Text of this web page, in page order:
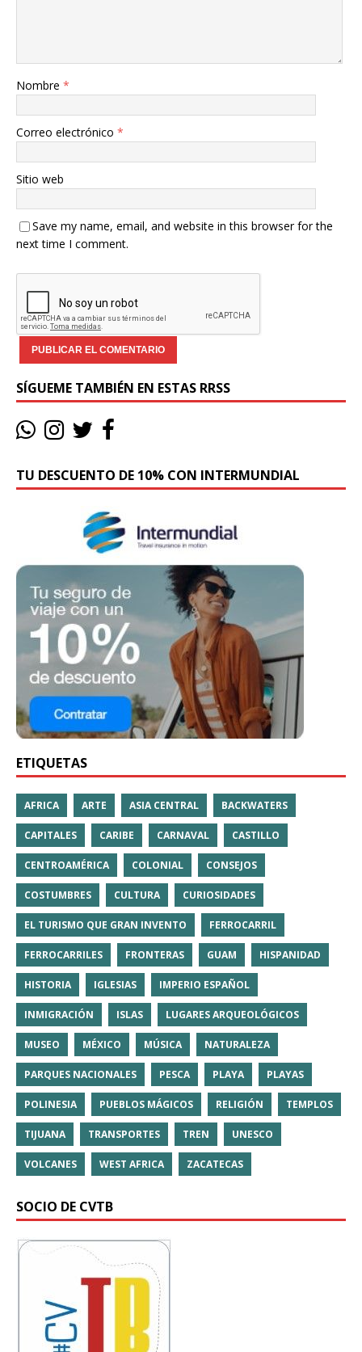
Nombre *
Correo electrónico *
Sitio web
Save my name, email, and website in this browser for the
next time I comment.
SÍGUEME TAMBIÉN EN ESTAS RRSS
TU DESCUENTO DE 10% CON INTERMUNDIAL
ETIQUETAS
AFRICA ARTE ASIA CENTRAL BACKWATERS
CAPITALES CARIBE CARNAVAL CASTILLO
CENTROAMÉRICA COLONIAL CONSEJOS
COSTUMBRES CULTURA CURIOSIDADES
EL TURISMO QUE GRAN INVENTO FERROCARRIL
FERROCARRILES FRONTERAS GUAM HISPANIDAD
HISTORIA IGLESIAS IMPERIO ESPAÑOL
INMIGRACIÓN ISLAS LUGARES ARQUEOLÓGICOS
MUSEO MÉXICO MÚSICA NATURALEZA
PARQUES NACIONALES PESCA PLAYA PLAYAS
POLINESIA PUEBLOS MÁGICOS RELIGIÓN TEMPLOS
TIJUANA TRANSPORTES TREN UNESCO
VOLCANES WEST AFRICA ZACATECAS
SOCIO DE CVTB